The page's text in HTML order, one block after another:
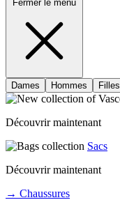
Fermer le menu
Dames Hommes Filles
Découvrir maintenant
Sacs
Découvrir maintenant
→ Chaussures